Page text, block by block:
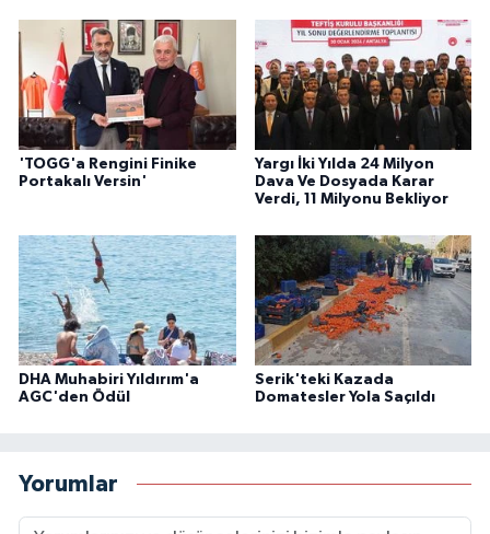
'TOGG'a Rengini Finike
Portakalı Versin'
Yargı İki Yılda 24 Milyon
Dava Ve Dosyada Karar
Verdi, 11 Milyonu Bekliyor
DHA Muhabiri Yıldırım'a
AGC'den Ödül
Serik'teki Kazada
Domatesler Yola Saçıldı
Yorumlar